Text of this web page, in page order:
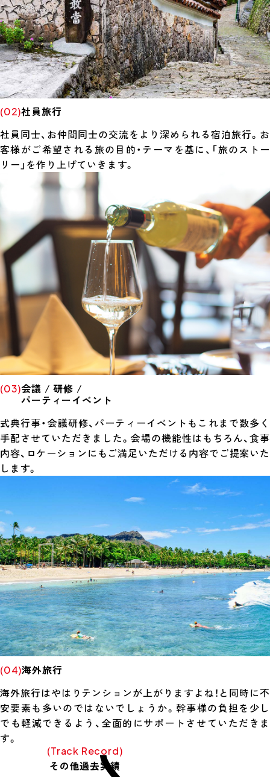
(02)社員旅行
社員同士、お仲間同士の交流をより深められる宿泊旅行。お
客様がご希望される旅の目的・テーマを基に、「旅のストー
リー」を作り上げていきます。
& Party )
(03)会議 / 研修 /
パーティーイベント
式典行事・会議研修、パーティーイベントもこれまで数多く
手配させていただきました。会場の機能性はもちろん、食事
内容、ロケーションにもご満足いただける内容でご提案いた
します。
(
(04)海外旅行
海外旅行はやはりテンションが上がりますよね！と同時に不
安要素も多いのではないでしょうか。幹事様の負担を少し
でも軽減できるよう、全面的にサポートさせていただきま
す。
(Track Record)
その他過去実績